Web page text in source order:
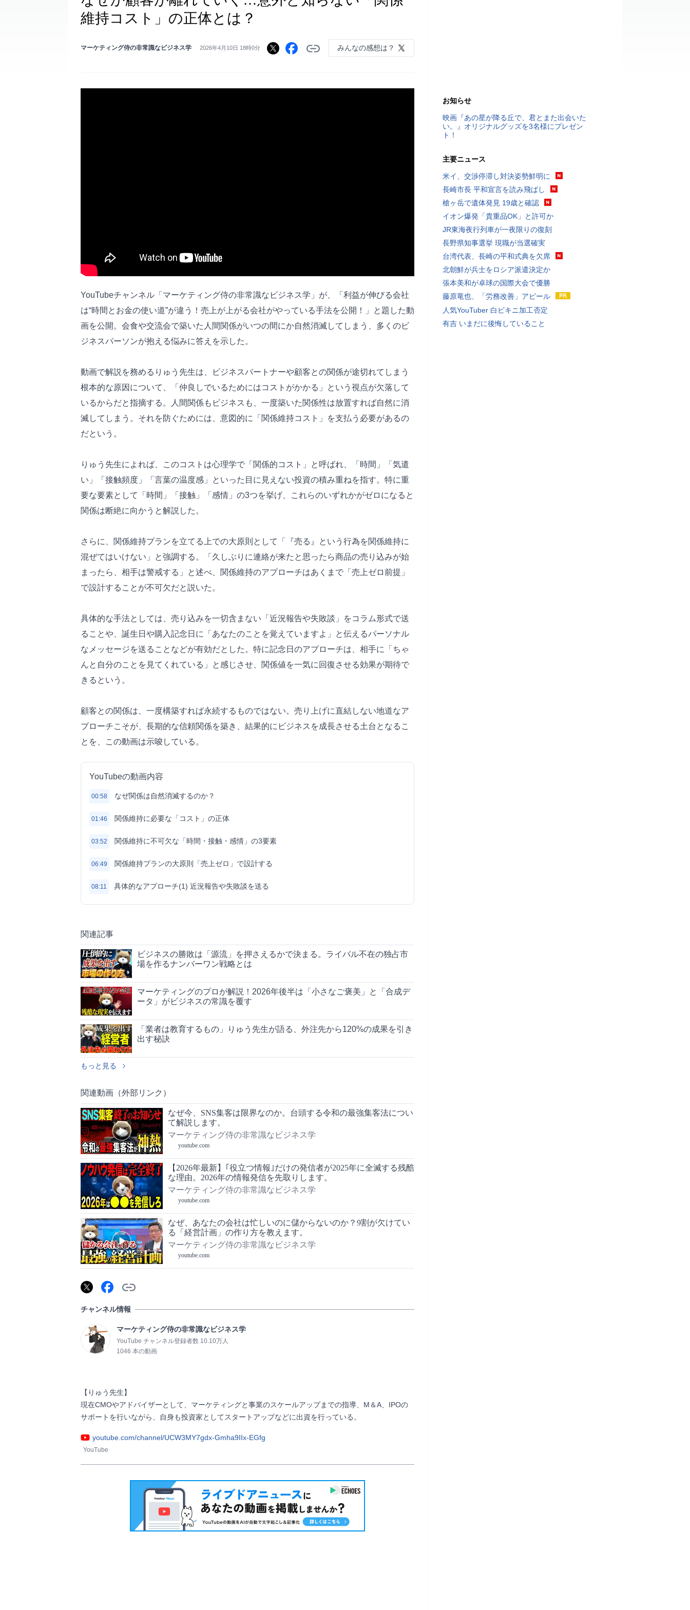
維持コスト」の正体とは？
マーケティング侍の非常識なビジネス学 2026年4月10日 18時0分 みんなの感想は？
YouTubeチャンネル「マーケティング侍の非常識なビジネス学」が、「利益が伸びる会社
は“時間とお金の使い道”が違う！売上が上がる会社がやっている手法を公開！」と題した動
画を公開。会食や交流会で築いた人間関係がいつの間にか自然消滅してしまう、多くのビ
ジネスパーソンが抱える悩みに答えを示した。
動画で解説を務めるりゅう先生は、ビジネスパートナーや顧客との関係が途切れてしまう
根本的な原因について、「仲良しでいるためにはコストがかかる」という視点が欠落して
いるからだと指摘する。人間関係もビジネスも、一度築いた関係性は放置すれば自然に消
滅してしまう。それを防ぐためには、意図的に「関係維持コスト」を支払う必要があるの
だという。
りゅう先生によれば、このコストは心理学で「関係的コスト」と呼ばれ、「時間」「気遣
い」「接触頻度」「言葉の温度感」といった目に見えない投資の積み重ねを指す。特に重
要な要素として「時間」「接触」「感情」の3つを挙げ、これらのいずれかがゼロになると
関係は断絶に向かうと解説した。
さらに、関係維持プランを立てる上での大原則として「『売る』という行為を関係維持に
混ぜてはいけない」と強調する。「久しぶりに連絡が来たと思ったら商品の売り込みが始
まったら、相手は警戒する」と述べ、関係維持のアプローチはあくまで「売上ゼロ前提」
で設計することが不可欠だと説いた。
具体的な手法としては、売り込みを一切含まない「近況報告や失敗談」をコラム形式で送
ることや、誕生日や購入記念日に「あなたのことを覚えていますよ」と伝えるパーソナル
なメッセージを送ることなどが有効だとした。特に記念日のアプローチは、相手に「ちゃ
んと自分のことを見てくれている」と感じさせ、関係値を一気に回復させる効果が期待で
きるという。
顧客との関係は、一度構築すれば永続するものではない。売り上げに直結しない地道なア
プローチこそが、長期的な信頼関係を築き、結果的にビジネスを成長させる土台となるこ
とを、この動画は示唆している。
YouTubeの動画内容
00:58 なぜ関係は自然消滅するのか？
01:46 関係維持に必要な「コスト」の正体
03:52 関係維持に不可欠な「時間・接触・感情」の3要素
06:49 関係維持プランの大原則「売上ゼロ」で設計する
08:11 具体的なアプローチ(1) 近況報告や失敗談を送る
関連記事
ビジネスの勝敗は「源流」を押さえるかで決まる。ライバル不在の独占市
場を作るナンバーワン戦略とは
マーケティングのプロが解説！2026年後半は「小さなご褒美」と「合成デ
ータ」がビジネスの常識を覆す
「業者は教育するもの」りゅう先生が語る、外注先から120%の成果を引き
出す秘訣
もっと見る
関連動画（外部リンク）
なぜ今、SNS集客は限界なのか。台頭する令和の最強集客法につい
て解説します。
マーケティング侍の非常識なビジネス学
youtube.com
【2026年最新】｢役立つ情報｣だけの発信者が2025年に全滅する残酷
な理由。2026年の情報発信を先取りします。
マーケティング侍の非常識なビジネス学
youtube.com
なぜ、あなたの会社は忙しいのに儲からないのか？9割が欠けてい
る「経営計画」の作り方を教えます。
マーケティング侍の非常識なビジネス学
youtube.com
チャンネル情報
マーケティング侍の非常識なビジネス学
YouTube チャンネル登録者数 10.10万人
1046 本の動画
【りゅう先生】
現在CMOやアドバイザーとして、マーケティングと事業のスケールアップまでの指導、M＆A、IPOの
サポートを行いながら、自身も投資家としてスタートアップなどに出資を行っている。
youtube.com/channel/UCW3MY7gdx-Gmha9IIx-EGfg
YouTube
お知らせ
映画『あの星が降る丘で、君とまた出会いた
い。』オリジナルグッズを3名様にプレゼン
ト！
主要ニュース
米イ、交渉停滞し対決姿勢鮮明に
長崎市長 平和宣言を読み飛ばし
槍ヶ岳で遺体発見 19歳と確認
イオン爆発「貴重品OK」と許可か
JR東海夜行列車が一夜限りの復刻
長野県知事選挙 現職が当選確実
台湾代表、長崎の平和式典を欠席
北朝鮮が兵士をロシア派遣決定か
張本美和が卓球の国際大会で優勝
藤原竜也、「労務改善」アピール
人気YouTuber 白ビキニ加工否定
有吉 いまだに後悔していること